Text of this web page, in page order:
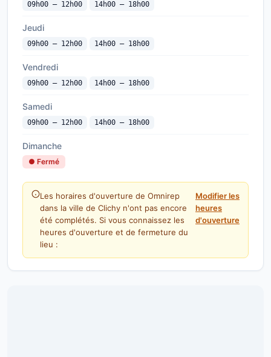
09h00 — 12h00 14h00 — 18h00
Jeudi
09h00 — 12h00 14h00 — 18h00
Vendredi
09h00 — 12h00 14h00 — 18h00
Samedi
09h00 — 12h00 14h00 — 18h00
Dimanche
● Fermé
Les horaires d'ouverture de Omnirep
dans la ville de Clichy n'ont pas encore
été complétés. Si vous connaissez les
heures d'ouverture et de fermeture du
lieu :
Modifier les
heures
d'ouverture